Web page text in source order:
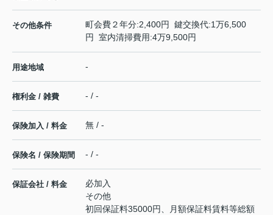
その他条件
町会費２年分:2,400円 鍵交換代:1万6,500
円 室内清掃費用:4万9,500円
用途地域 -
権利金 / 雑費 - / -
保険加入 / 料金 無 / -
保険名 / 保険期間 - / -
保証会社 / 料金
必加入
その他
初回保証料35000円、月額保証料賃料等総額